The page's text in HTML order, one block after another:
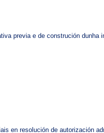
previa e de construción
en resolución de autorización